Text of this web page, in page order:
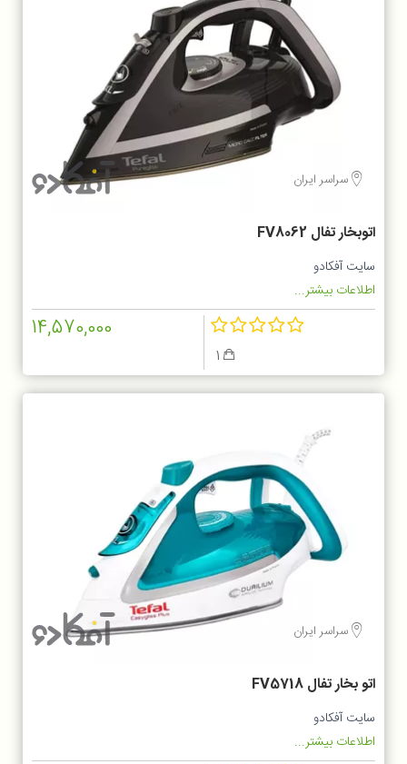
سراسر ایران
اتوبخار تفال FV8062
سایت آفکادو
اطلاعات بیشتر...
1
14,570,000
سراسر ایران
اتو بخار تفال FV5718
سایت آفکادو
اطلاعات بیشتر...